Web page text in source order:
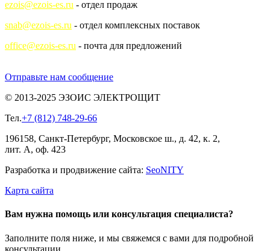
ezois@ezois-es.ru - отдел продаж
snab@ezois-es.ru - отдел комплексных поставок
office@ezois-es.ru - почта для предложений
Отправьте нам сообщение
© 2013-2025 ЭЗОИС ЭЛЕКТРОЩИТ
Тел.+7 (812) 748-29-66
196158, Санкт-Петербург, Московское ш., д. 42, к. 2,
лит. А, оф. 423
Разработка и продвижение сайта: SeoNITY
Карта сайта
Вам нужна помощь или консультация специалиста?
Заполните поля ниже, и мы свяжемся с вами для подробной
консультации